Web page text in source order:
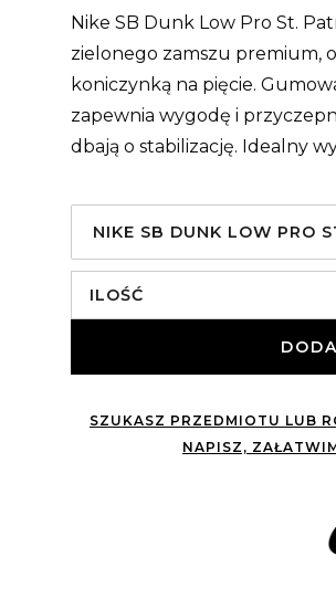
Nike SB Dunk Low Pro St.
zielonego zamszu premium,
koniczynką na pięcie.
zapewnia wygodę i
dbają o stabilizację. Idealny
NIKE SB DUNK LOW PRO
ILOŚĆ
SZUKASZ PRZEDMIOTU LUB
NAPISZ,